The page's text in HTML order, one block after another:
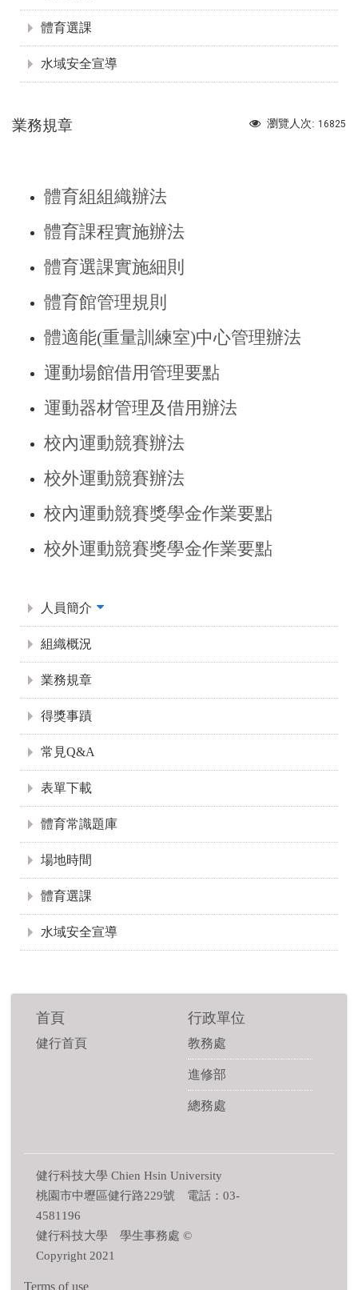
體育選課
水域安全宣導
瀏覽人次: 16825
業務規章
體育組組織辦法
體育課程實施辦法
體育選課實施細則
體育館管理規則
體適能(重量訓練室)中心管理辦法
運動場館借用管理要點
運動器材管理及借用辦法
校內運動競賽辦法
校外運動競賽辦法
校內運動競賽獎學金作業要點
校外運動競賽獎學金作業要點
人員簡介
組織概況
業務規章
得獎事蹟
常見Q&A
表單下載
體育常識題庫
場地時間
體育選課
水域安全宣導
首頁
健行首頁
行政單位
教務處
進修部
總務處
健行科技大學 Chien Hsin University
桃園市中壢區健行路229號 電話：03-
4581196
健行科技大學 學生事務處 ©
Copyright 2021
Terms of use